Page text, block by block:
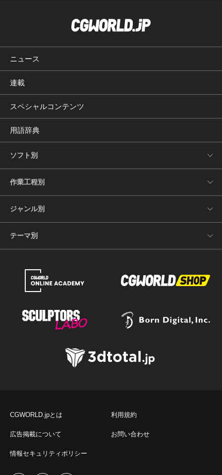
ニュース
連載
スペシャルコンテンツ
用語辞典
ソフト別
作業工程別
ジャンル別
テーマ別
CGWORLD.jpとは 利用規約
広告掲載について お問い合わせ
情報セキュリティポリシー